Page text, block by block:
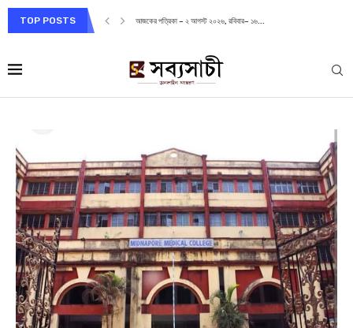
TOP POSTS আজকের পত্রিকা – ২ আগস্ট ২০২৬, রবিবার– ১৬...